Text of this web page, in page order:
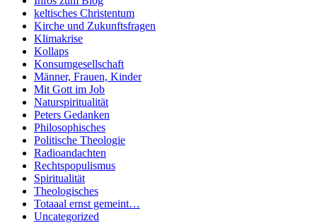
keltisches Christentum
Kirche und Zukunftsfragen
Klimakrise
Kollaps
Konsumgesellschaft
Männer, Frauen, Kinder
Mit Gott im Job
Naturspiritualität
Peters Gedanken
Philosophisches
Politische Theologie
Radioandachten
Rechtspopulismus
Spiritualität
Theologisches
Totaaal ernst gemeint…
Uncategorized